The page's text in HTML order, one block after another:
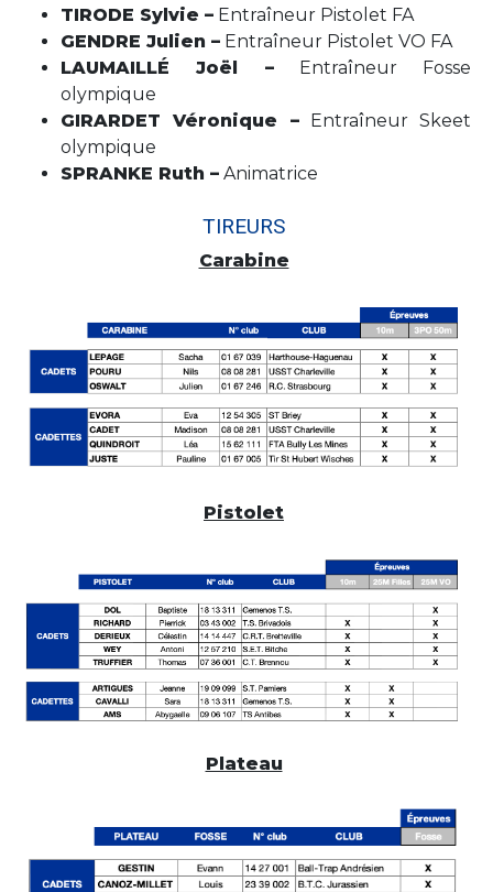
TIRODE Sylvie – Entraîneur Pistolet FA
GENDRE Julien – Entraîneur Pistolet VO FA
LAUMAILLÉ Joël –Entraîneur Fosse
olympique
GIRARDET Véronique –Entraîneur Skeet
olympique
SPRANKE Ruth – Animatrice
TIREURS
Carabine
Pistolet
Plateau